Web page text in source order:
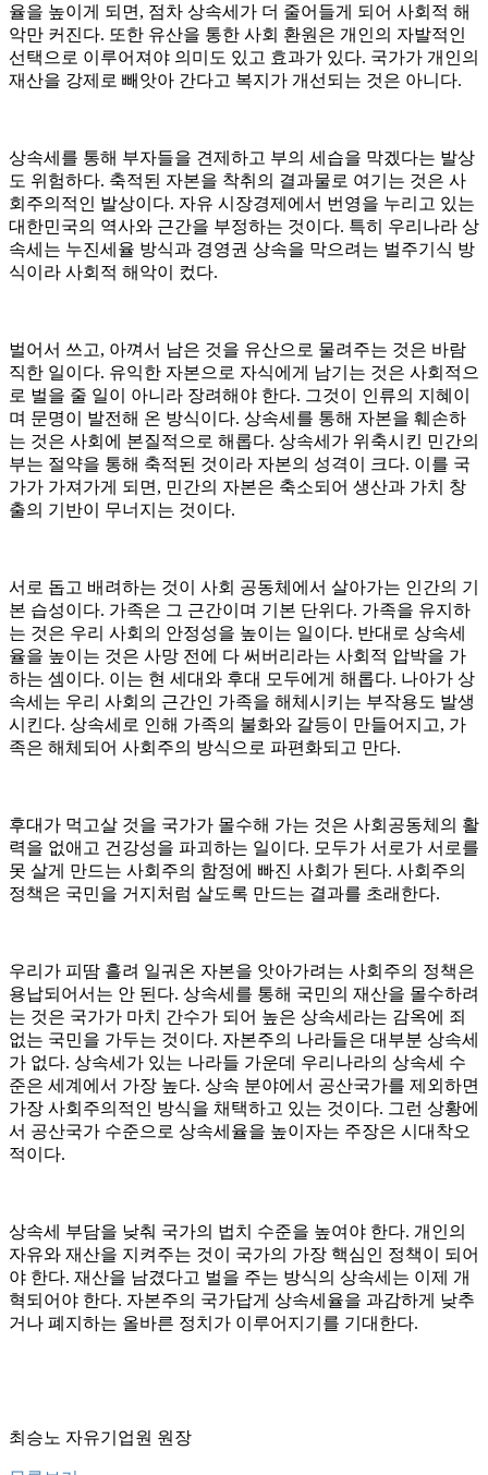
율을 높이게 되면, 점차 상속세가 더 줄어들게 되어 사회적 해
악만 커진다. 또한 유산을 통한 사회 환원은 개인의 자발적인
선택으로 이루어져야 의미도 있고 효과가 있다. 국가가 개인의
재산을 강제로 빼앗아 간다고 복지가 개선되는 것은 아니다.
상속세를 통해 부자들을 견제하고 부의 세습을 막겠다는 발상
도 위험하다. 축적된 자본을 착취의 결과물로 여기는 것은 사
회주의적인 발상이다. 자유 시장경제에서 번영을 누리고 있는
대한민국의 역사와 근간을 부정하는 것이다. 특히 우리나라 상
속세는 누진세율 방식과 경영권 상속을 막으려는 벌주기식 방
식이라 사회적 해악이 컸다.
벌어서 쓰고, 아껴서 남은 것을 유산으로 물려주는 것은 바람
직한 일이다. 유익한 자본으로 자식에게 남기는 것은 사회적으
로 벌을 줄 일이 아니라 장려해야 한다. 그것이 인류의 지혜이
며 문명이 발전해 온 방식이다. 상속세를 통해 자본을 훼손하
는 것은 사회에 본질적으로 해롭다. 상속세가 위축시킨 민간의
부는 절약을 통해 축적된 것이라 자본의 성격이 크다. 이를 국
가가 가져가게 되면, 민간의 자본은 축소되어 생산과 가치 창
출의 기반이 무너지는 것이다.
서로 돕고 배려하는 것이 사회 공동체에서 살아가는 인간의 기
본 습성이다. 가족은 그 근간이며 기본 단위다. 가족을 유지하
는 것은 우리 사회의 안정성을 높이는 일이다. 반대로 상속세
율을 높이는 것은 사망 전에 다 써버리라는 사회적 압박을 가
하는 셈이다. 이는 현 세대와 후대 모두에게 해롭다. 나아가 상
속세는 우리 사회의 근간인 가족을 해체시키는 부작용도 발생
시킨다. 상속세로 인해 가족의 불화와 갈등이 만들어지고, 가
족은 해체되어 사회주의 방식으로 파편화되고 만다.
후대가 먹고살 것을 국가가 몰수해 가는 것은 사회공동체의 활
력을 없애고 건강성을 파괴하는 일이다. 모두가 서로가 서로를
못 살게 만드는 사회주의 함정에 빠진 사회가 된다. 사회주의
정책은 국민을 거지처럼 살도록 만드는 결과를 초래한다.
우리가 피땀 흘려 일궈온 자본을 앗아가려는 사회주의 정책은
용납되어서는 안 된다. 상속세를 통해 국민의 재산을 몰수하려
는 것은 국가가 마치 간수가 되어 높은 상속세라는 감옥에 죄
없는 국민을 가두는 것이다. 자본주의 나라들은 대부분 상속세
가 없다. 상속세가 있는 나라들 가운데 우리나라의 상속세 수
준은 세계에서 가장 높다. 상속 분야에서 공산국가를 제외하면
가장 사회주의적인 방식을 채택하고 있는 것이다. 그런 상황에
서 공산국가 수준으로 상속세율을 높이자는 주장은 시대착오
적이다.
상속세 부담을 낮춰 국가의 법치 수준을 높여야 한다. 개인의
자유와 재산을 지켜주는 것이 국가의 가장 핵심인 정책이 되어
야 한다. 재산을 남겼다고 벌을 주는 방식의 상속세는 이제 개
혁되어야 한다. 자본주의 국가답게 상속세율을 과감하게 낮추
거나 폐지하는 올바른 정치가 이루어지기를 기대한다.
최승노 자유기업원 원장